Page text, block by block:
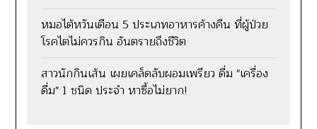
หมอไต้หวันเตือน 5 ประเภทอาหารค้างคืน ที่ผู้ป่วย
โรคไตไม่ควรกิน อันตรายถึงชีวิต
สาวนักกินเส้น เผยเคล็ดลับผอมเพรียว ดื่ม "เครื่อง
ดื่ม" 1 ชนิด ประจำ หาซื้อไม่ยาก!